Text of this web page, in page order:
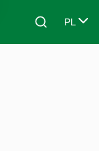
contentSearchPL
Select